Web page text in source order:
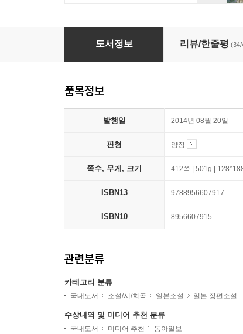
사랑에 난폭
도서정보 리뷰/한줄평 (34/
품목정보
발행일 2014년 08월 20일
판형 양장
쪽수, 무게, 크기 412쪽 | 501g |
ISBN13 9788956607917
ISBN10 8956607915
관련분류
카테고리 분류
국내도서 소설/시/희곡 일본소설 일본 장편소설
수상내역 및 미디어 추천 분류
국내도서 미디어 추천 동아일보